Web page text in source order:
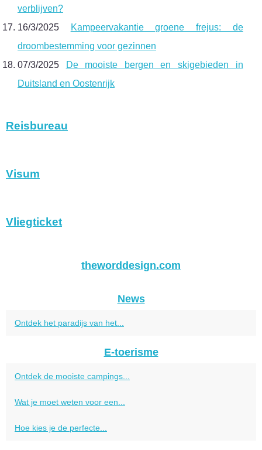
verblijven?
16/3/2025
Kampeervakantie groene frejus: de
droombestemming voor gezinnen
07/3/2025
De mooiste bergen en skigebieden in
Duitsland en Oostenrijk
Reisbureau
Visum
Vliegticket
theworddesign.com
News
Ontdek het paradijs van het...
E-toerisme
Ontdek de mooiste campings...
Wat je moet weten voor een...
Hoe kies je de perfecte...